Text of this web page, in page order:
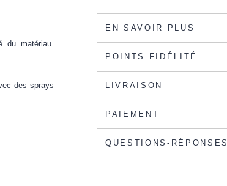
du matériau.
des sprays
EN SAVOIR PLUS
POINTS FIDÉLITÉ
LIVRAISON
PAIEMENT
QUESTIONS-RÉPONSES